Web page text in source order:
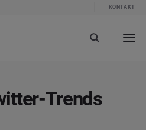
KONTAKT
Trends